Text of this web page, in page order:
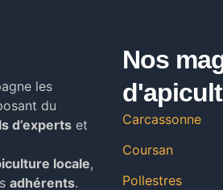
les
du
d’experts et
locale,
adhérents.
Nos
Carcassonne
Coursan
Pollestres